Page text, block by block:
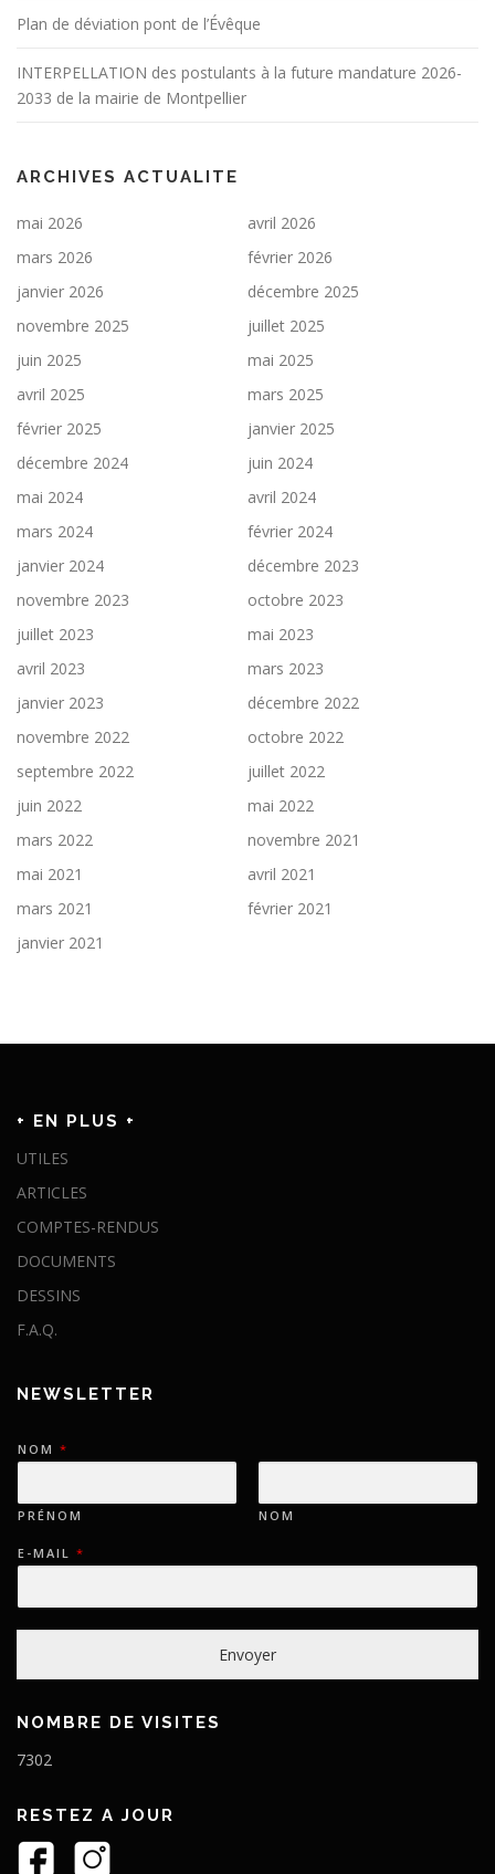
Plan de déviation pont de l’Évêque
INTERPELLATION des postulants à la future mandature 2026-
2033 de la mairie de Montpellier
ARCHIVES ACTUALITE
mai 2026
avril 2026
mars 2026
février 2026
janvier 2026
décembre 2025
novembre 2025
juillet 2025
juin 2025
mai 2025
avril 2025
mars 2025
février 2025
janvier 2025
décembre 2024
juin 2024
mai 2024
avril 2024
mars 2024
février 2024
janvier 2024
décembre 2023
novembre 2023
octobre 2023
juillet 2023
mai 2023
avril 2023
mars 2023
janvier 2023
décembre 2022
novembre 2022
octobre 2022
septembre 2022
juillet 2022
juin 2022
mai 2022
mars 2022
novembre 2021
mai 2021
avril 2021
mars 2021
février 2021
janvier 2021
+ EN PLUS +
UTILES
ARTICLES
COMPTES-RENDUS
DOCUMENTS
DESSINS
F.A.Q.
NEWSLETTER
NOM *
PRÉNOM NOM
E-MAIL *
Envoyer
NOMBRE DE VISITES
7302
RESTEZ A JOUR